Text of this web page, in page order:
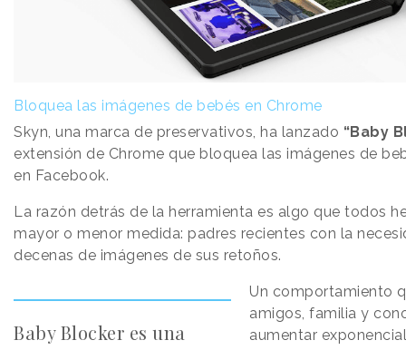
Bloquea las imágenes de bebés en Chrome
Skyn, una marca de preservativos, ha lanzado “Baby
extensión de Chrome que bloquea las imágenes de
en Facebook.
La razón detrás de la herramienta es algo que todos
mayor o menor medida: padres recientes con la
decenas de imágenes de sus retoños.
Baby Blocker es una
Un comportamiento
amigos, familia y
aumentar